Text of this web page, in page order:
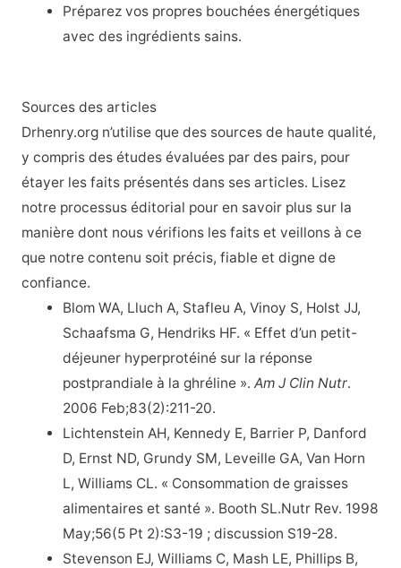
Préparez vos propres bouchées énergétiques
avec des ingrédients sains.
Sources des articles
Drhenry.org n’utilise que des sources de haute qualité,
y compris des études évaluées par des pairs, pour
étayer les faits présentés dans ses articles. Lisez
notre processus éditorial pour en savoir plus sur la
manière dont nous vérifions les faits et veillons à ce
que notre contenu soit précis, fiable et digne de
confiance.
Blom WA, Lluch A, Stafleu A, Vinoy S, Holst JJ,
Schaafsma G, Hendriks HF. « Effet d’un petit-
déjeuner hyperprotéiné sur la réponse
postprandiale à la ghréline ».Am J Clin Nutr.
2006 Feb;83(2):211-20.
Lichtenstein AH, Kennedy E, Barrier P, Danford
D, Ernst ND, Grundy SM, Leveille GA, Van Horn
L, Williams CL. « Consommation de graisses
alimentaires et santé ». Booth SL.Nutr Rev. 1998
May;56(5 Pt 2):S3-19 ; discussion S19-28.
Stevenson EJ, Williams C, Mash LE, Phillips B,